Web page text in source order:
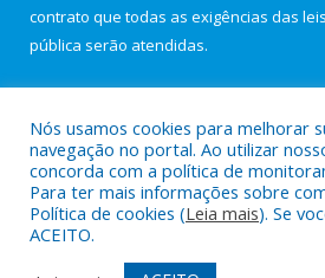
contrato que todas as exigências das
pública serão atendidas.
Todos os direitos reservados a
Nós usamos cookies para melhorar
navegação no portal. Ao utilizar
concorda com a política de
Para ter mais informações sobre
Política de cookies (Leia mais). Se
ACEITO.